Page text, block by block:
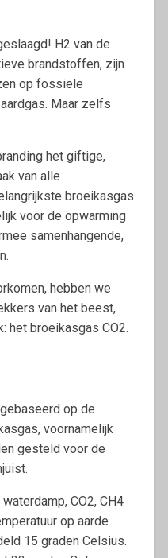
H2 van de
brandstoffen, zijn
op fossiele
Maar zelfs
het giftige,
van alle
broeikasgas
voor de opwarming
samenhangende,
hebben we
van het beest,
het broeikasgas CO2.
op de
voornamelijk
gesteld voor de
CO2, CH4
op aarde
15 graden Celsius.